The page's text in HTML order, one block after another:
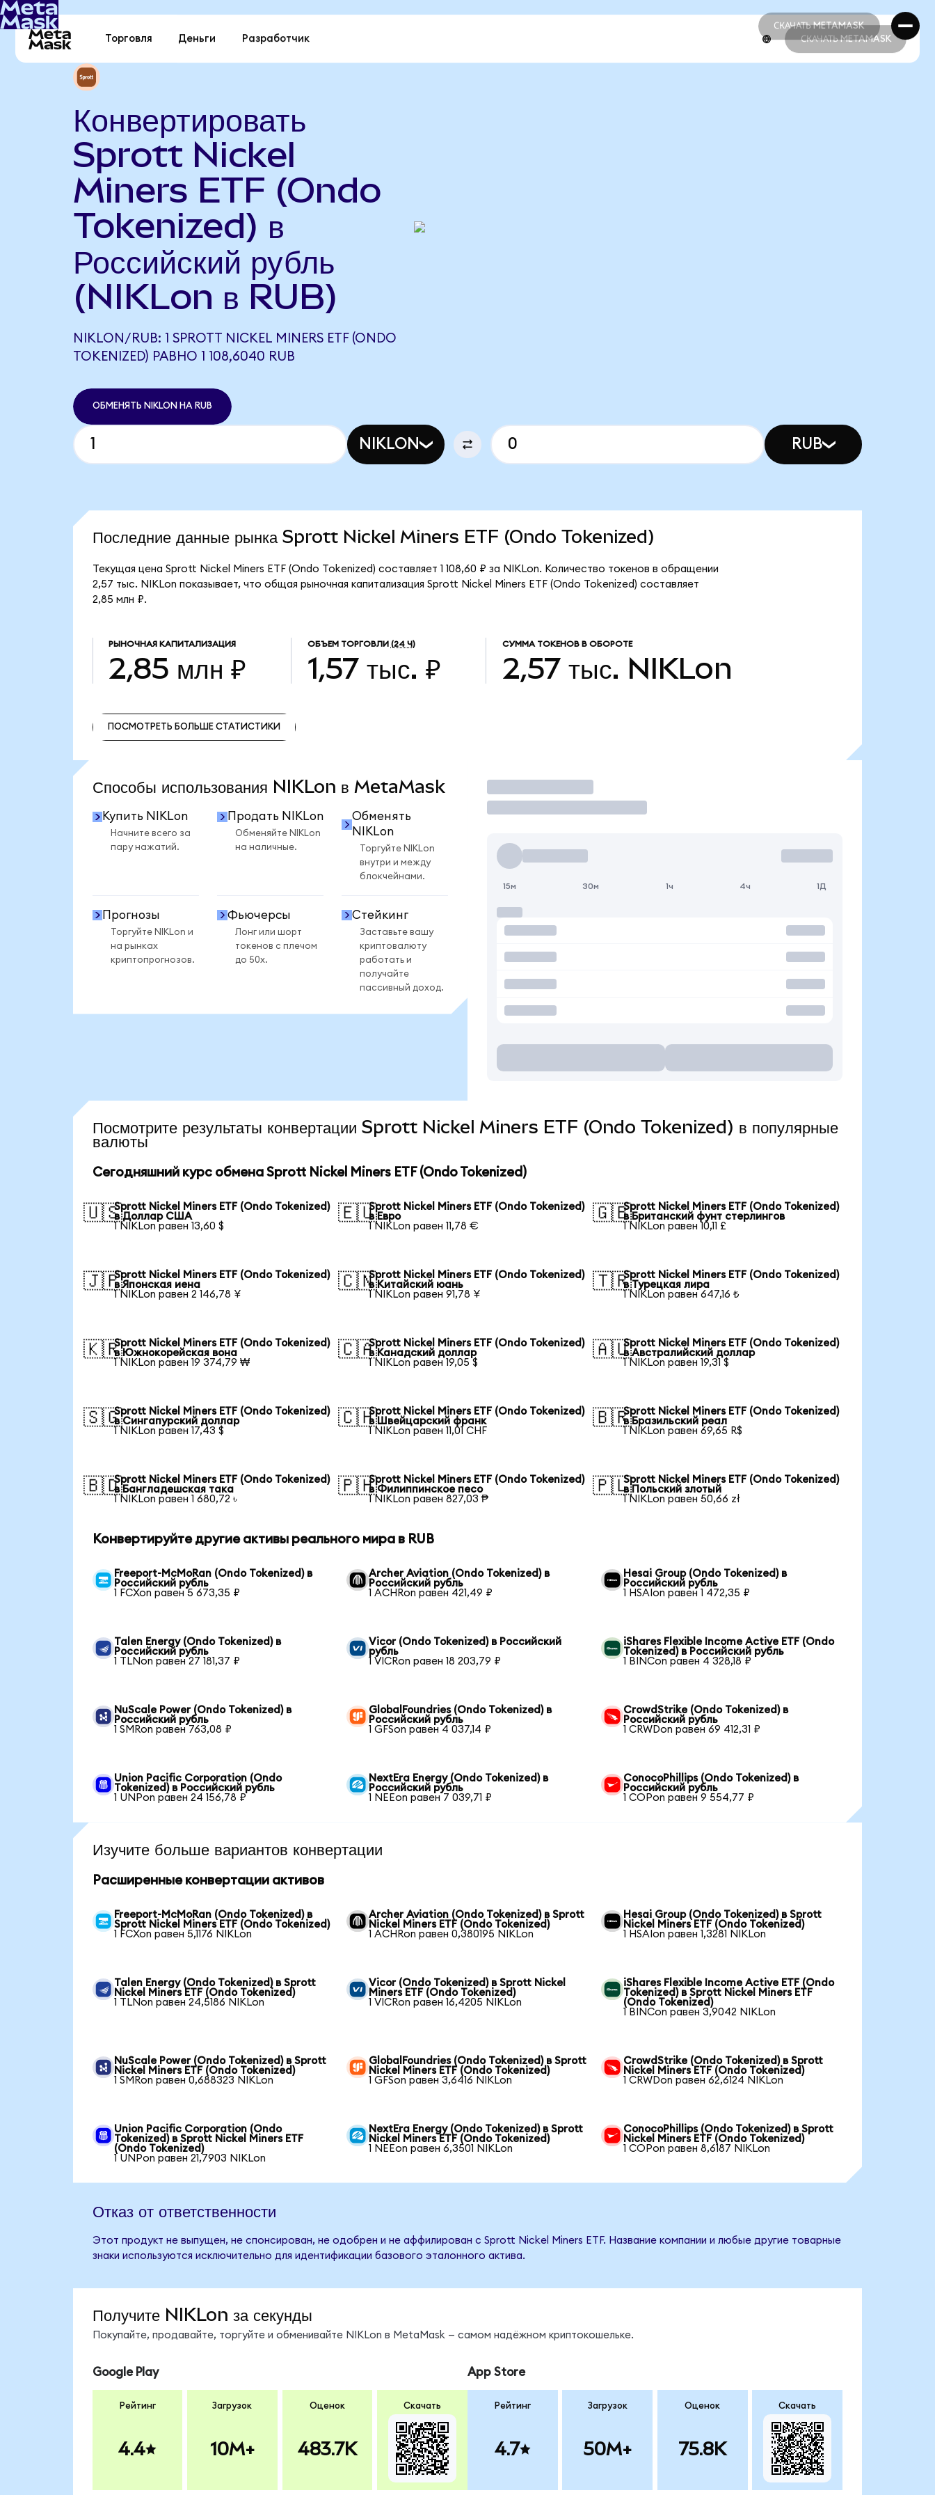
СКАЧАТЬ METAMASK
СКАЧАТЬ METAMASK
Торговля Деньги Разработчик СКАЧАТЬ METAMASK
Конвертировать
Sprott Nickel
Miners ETF (Ondo
Tokenized) в
Российский рубль
(NIKLon в RUB)
NIKLON/RUB: 1 SPROTT NICKEL MINERS ETF (ONDO
TOKENIZED) РАВНО 1 108,6040 RUB
ОБМЕНЯТЬ NIKLON НА RUB
NIKLON RUB
Последние данные рынка Sprott Nickel Miners ETF (Ondo Tokenized)
Текущая цена Sprott Nickel Miners ETF (Ondo Tokenized) составляет 1 108,60 ₽ за NIKLon. Количество токенов в обращении
2,57 тыс. NIKLon показывает, что общая рыночная капитализация Sprott Nickel Miners ETF (Ondo Tokenized) составляет
2,85 млн ₽.
РЫНОЧНАЯ КАПИТАЛИЗАЦИЯ
2,85 млн ₽
ОБЪЕМ ТОРГОВЛИ (24 Ч)
1,57 тыс. ₽
СУММА ТОКЕНОВ В ОБОРОТЕ
2,57 тыс. NIKLon
ПОСМОТРЕТЬ БОЛЬШЕ СТАТИСТИКИ
Способы использования NIKLon в MetaMask
Купить NIKLon
Начните всего за
пару нажатий.
Продать NIKLon
Обменяйте NIKLon
на наличные.
Обменять
NIKLon
Торгуйте NIKLon
внутри и между
блокчейнами.
Прогнозы
Торгуйте NIKLon и
на рынках
криптопрогнозов.
Фьючерсы
Лонг или шорт
токенов с плечом
до 50x.
Стейкинг
Заставьте вашу
криптовалюту
работать и
получайте
пассивный доход.
Торговать
15м 30м 1ч 4ч 1Д
Посмотрите результаты конвертации Sprott Nickel Miners ETF (Ondo Tokenized) в популярные
валюты
Сегодняшний курс обмена Sprott Nickel Miners ETF (Ondo Tokenized)
🇺🇸Sprott Nickel Miners ETF (Ondo Tokenized)
в Доллар США
1 NIKLon равен 13,60 $
🇪🇺Sprott Nickel Miners ETF (Ondo Tokenized)
в Евро
1 NIKLon равен 11,78 €
🇬🇧Sprott Nickel Miners ETF (Ondo Tokenized)
в Британский фунт стерлингов
1 NIKLon равен 10,11 £
🇯🇵Sprott Nickel Miners ETF (Ondo Tokenized)
в Японская иена
1 NIKLon равен 2 146,78 ¥
🇨🇳Sprott Nickel Miners ETF (Ondo Tokenized)
в Китайский юань
1 NIKLon равен 91,78 ¥
🇹🇷Sprott Nickel Miners ETF (Ondo Tokenized)
в Турецкая лира
1 NIKLon равен 647,16 ₺
🇰🇷Sprott Nickel Miners ETF (Ondo Tokenized)
в Южнокорейская вона
1 NIKLon равен 19 374,79 ₩
🇨🇦Sprott Nickel Miners ETF (Ondo Tokenized)
в Канадский доллар
1 NIKLon равен 19,05 $
🇦🇺Sprott Nickel Miners ETF (Ondo Tokenized)
в Австралийский доллар
1 NIKLon равен 19,31 $
🇸🇬Sprott Nickel Miners ETF (Ondo Tokenized)
в Сингапурский доллар
1 NIKLon равен 17,43 $
🇨🇭Sprott Nickel Miners ETF (Ondo Tokenized)
в Швейцарский франк
1 NIKLon равен 11,01 CHF
🇧🇷Sprott Nickel Miners ETF (Ondo Tokenized)
в Бразильский реал
1 NIKLon равен 69,65 R$
🇧🇩Sprott Nickel Miners ETF (Ondo Tokenized)
в Бангладешская така
1 NIKLon равен 1 680,72 ৳
🇵🇭Sprott Nickel Miners ETF (Ondo Tokenized)
в Филиппинское песо
1 NIKLon равен 827,03 ₱
🇵🇱Sprott Nickel Miners ETF (Ondo Tokenized)
в Польский злотый
1 NIKLon равен 50,66 zł
Конвертируйте другие активы реального мира в RUB
Freeport-McMoRan (Ondo Tokenized) в
Российский рубль
1 FCXon равен 5 673,35 ₽
Archer Aviation (Ondo Tokenized) в
Российский рубль
1 ACHRon равен 421,49 ₽
Hesai Group (Ondo Tokenized) в
Российский рубль
1 HSAIon равен 1 472,35 ₽
Talen Energy (Ondo Tokenized) в
Российский рубль
1 TLNon равен 27 181,37 ₽
Vicor (Ondo Tokenized) в Российский
рубль
1 VICRon равен 18 203,79 ₽
iShares Flexible Income Active ETF (Ondo
Tokenized) в Российский рубль
1 BINCon равен 4 328,18 ₽
NuScale Power (Ondo Tokenized) в
Российский рубль
1 SMRon равен 763,08 ₽
GlobalFoundries (Ondo Tokenized) в
Российский рубль
1 GFSon равен 4 037,14 ₽
CrowdStrike (Ondo Tokenized) в
Российский рубль
1 CRWDon равен 69 412,31 ₽
Union Pacific Corporation (Ondo
Tokenized) в Российский рубль
1 UNPon равен 24 156,78 ₽
NextEra Energy (Ondo Tokenized) в
Российский рубль
1 NEEon равен 7 039,71 ₽
ConocoPhillips (Ondo Tokenized) в
Российский рубль
1 COPon равен 9 554,77 ₽
Изучите больше вариантов конвертации
Расширенные конвертации активов
Freeport-McMoRan (Ondo Tokenized) в
Sprott Nickel Miners ETF (Ondo Tokenized)
1 FCXon равен 5,1176 NIKLon
Archer Aviation (Ondo Tokenized) в Sprott
Nickel Miners ETF (Ondo Tokenized)
1 ACHRon равен 0,380195 NIKLon
Hesai Group (Ondo Tokenized) в Sprott
Nickel Miners ETF (Ondo Tokenized)
1 HSAIon равен 1,3281 NIKLon
Talen Energy (Ondo Tokenized) в Sprott
Nickel Miners ETF (Ondo Tokenized)
1 TLNon равен 24,5186 NIKLon
Vicor (Ondo Tokenized) в Sprott Nickel
Miners ETF (Ondo Tokenized)
1 VICRon равен 16,4205 NIKLon
iShares Flexible Income Active ETF (Ondo
Tokenized) в Sprott Nickel Miners ETF
(Ondo Tokenized)
1 BINCon равен 3,9042 NIKLon
NuScale Power (Ondo Tokenized) в Sprott
Nickel Miners ETF (Ondo Tokenized)
1 SMRon равен 0,688323 NIKLon
GlobalFoundries (Ondo Tokenized) в Sprott
Nickel Miners ETF (Ondo Tokenized)
1 GFSon равен 3,6416 NIKLon
CrowdStrike (Ondo Tokenized) в Sprott
Nickel Miners ETF (Ondo Tokenized)
1 CRWDon равен 62,6124 NIKLon
Union Pacific Corporation (Ondo
Tokenized) в Sprott Nickel Miners ETF
(Ondo Tokenized)
1 UNPon равен 21,7903 NIKLon
NextEra Energy (Ondo Tokenized) в Sprott
Nickel Miners ETF (Ondo Tokenized)
1 NEEon равен 6,3501 NIKLon
ConocoPhillips (Ondo Tokenized) в Sprott
Nickel Miners ETF (Ondo Tokenized)
1 COPon равен 8,6187 NIKLon
Отказ от ответственности
Этот продукт не выпущен, не спонсирован, не одобрен и не аффилирован с Sprott Nickel Miners ETF. Название компании и любые другие товарные
знаки используются исключительно для идентификации базового эталонного актива.
Получите NIKLon за секунды
Покупайте, продавайте, торгуйте и обменивайте NIKLon в MetaMask — самом надёжном криптокошельке.
Google Play
Рейтинг
4.4
Загрузок
10M+
Оценок
483.7K
Скачать
App Store
Рейтинг
4.7
Загрузок
50M+
Оценок
75.8K
Скачать